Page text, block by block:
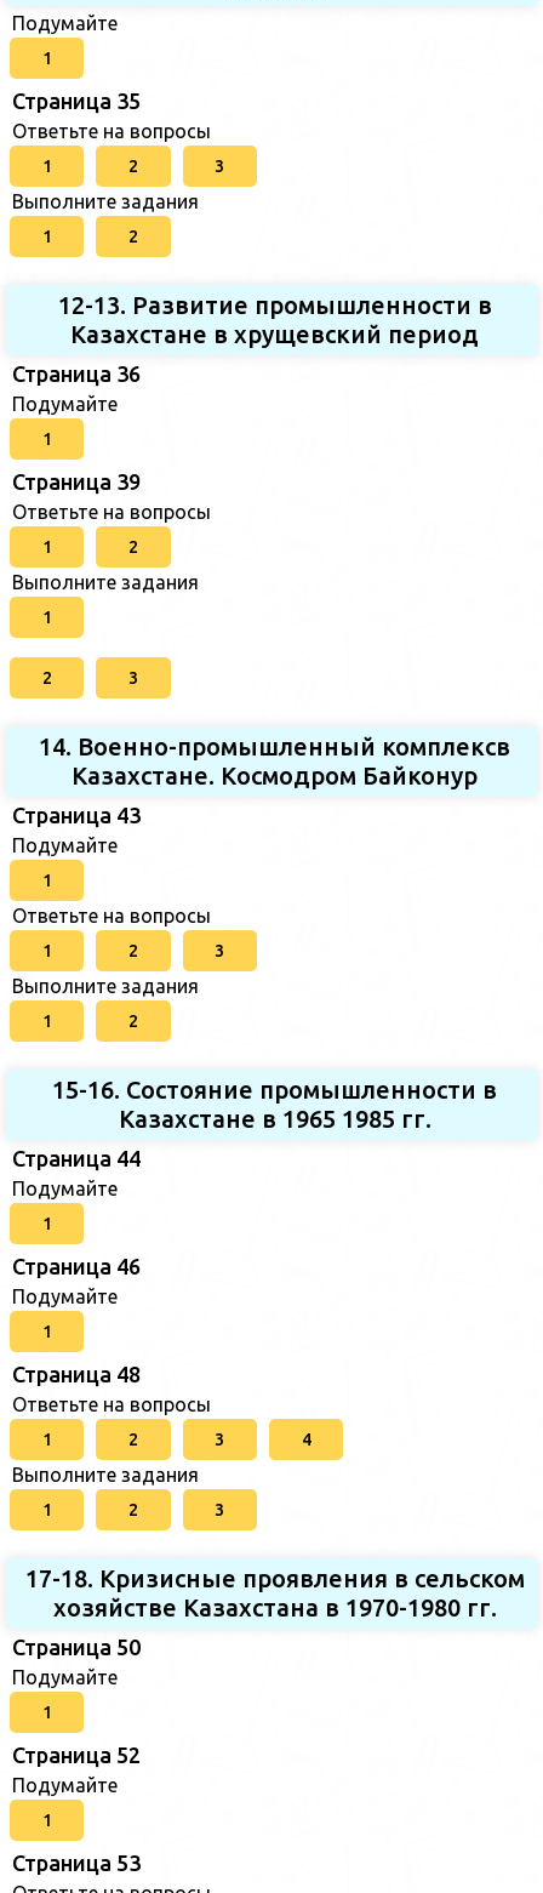
Подумайте
1
Страница 35
Ответьте на вопросы
1 2 3
Выполните задания
1 2
12-13. Развитие промышленности в
Казахстане в хрущевский период
Страница 36
Подумайте
1
Страница 39
Ответьте на вопросы
1 2
Выполните задания
1
2 3
14. Военно-промышленный комплексв
Казахстане. Космодром Байконур
Страница 43
Подумайте
1
Ответьте на вопросы
1 2 3
Выполните задания
1 2
15-16. Состояние промышленности в
Казахстане в 1965 1985 гг.
Страница 44
Подумайте
1
Страница 46
Подумайте
1
Страница 48
Ответьте на вопросы
1 2 3 4
Выполните задания
1 2 3
17-18. Кризисные проявления в сельском
хозяйстве Казахстана в 1970-1980 гг.
Страница 50
Подумайте
1
Страница 52
Подумайте
1
Страница 53